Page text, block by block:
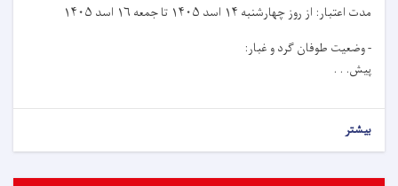
مدت اعتبار: از روز چهار‌شنبه ۱۴ اسد ۱۴۰۵ تا جمعه ۱۶ اسد ۱۴۰۵
- وضعیت طوفان گرد و غبار:
پیش. . .
بیشتر